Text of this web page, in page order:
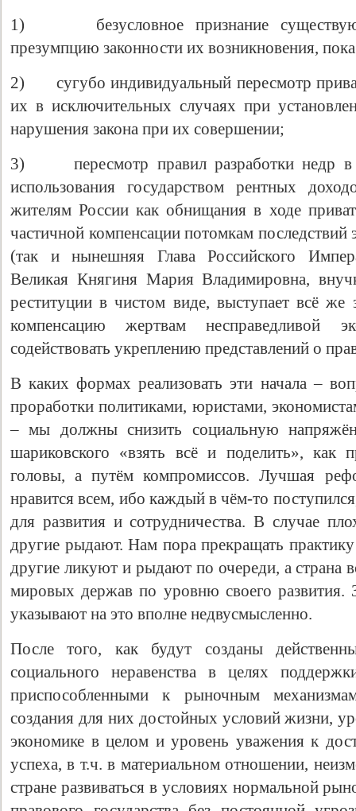
1) безусловное признание
презумпцию законности их возникновения,
2) сугубо индивидуальный пересмотр
их в исключительных случаях при
нарушения закона при их совершении;
3) пересмотр правил разработки недр в
использования государством рентных
жителям России как обнищания в ходе
частичной компенсации потомкам последствий
(так и нынешняя Глава Российского
Великая Княгиня Мария Владимировна,
реституции в чистом виде, выступает всё
компенсацию жертвам несправедливой
содействовать укреплению представлений о
В каких формах реализовать эти начала –
проработки политиками, юристами,
– мы должны снизить социальную
шариковского «взять всё и поделить», как
головы, а путём компромиссов. Лучшая
нравится всем, ибо каждый в чём-то
для развития и сотрудничества. В случае
другие рыдают. Нам пора прекращать
другие ликуют и рыдают по очереди, а страна
мировых держав по уровню своего развития.
указывают на это вполне недвусмысленно.
После того, как будут созданы
социального неравенства в целях
приспособленными к рыночным
создания для них достойных условий жизни,
экономике в целом и уровень уважения к
успеха, в т.ч. в материальном отношении,
стране развиваться в условиях нормальной